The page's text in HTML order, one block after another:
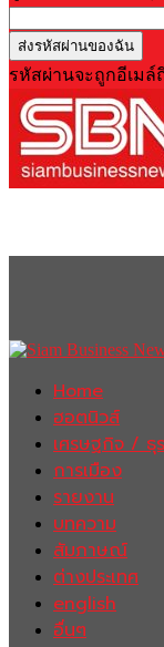
รหัสผ่านจะถูกอีเม
Home
ฮอตนิวส์
เศรษฐกิจ /
การเมือง
รายงาน
บทความ
สัมภาษณ์
ต่างประเทศ
english
อื่นๆ